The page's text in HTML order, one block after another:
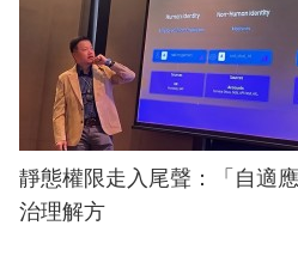
靜態權限走入尾聲：「自適
治理解方